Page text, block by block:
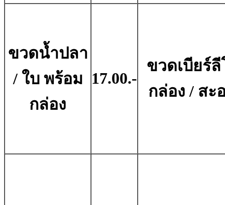
ขวดน้ำปลา
/ ใบ พร้อม
กล่อง
17.00.-
ขวดเบียร์ลี
กล่อง / สะ